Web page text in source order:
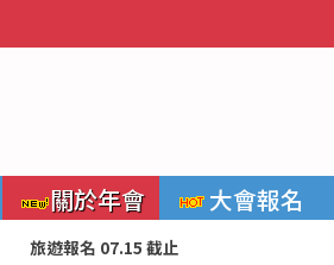
關於年會 大會報名
旅遊報名 07.15 截止